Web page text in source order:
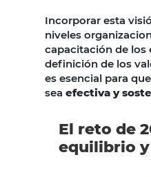
Incorporar esta
niveles
capacitación de los
definición de los
es esencial para
sea efectiva y
El reto de
equilibrio